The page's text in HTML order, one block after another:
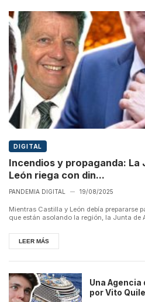
DIGITAL
Incendios y propaganda: La
León riega con din...
PANDEMIA DIGITAL — 19/08/2025
Mientras Castilla y León debía prepararse
que están asolando la región, la Junta de
LEER MÁS
Una Agencia
por Vito